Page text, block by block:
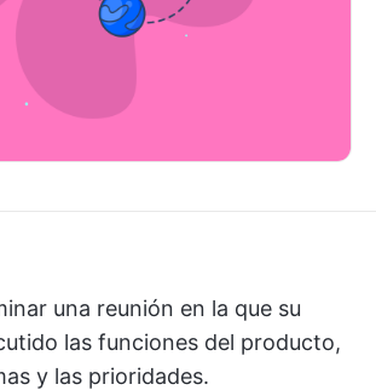
una reunión en la que su
las funciones del producto,
y las prioridades.